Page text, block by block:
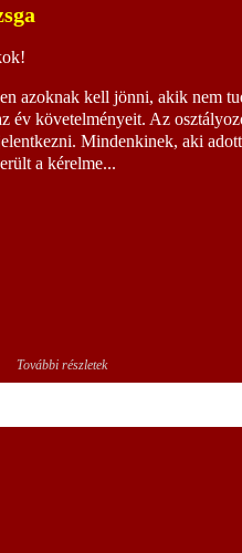
azoknak kell jönni, akik nem
év követelményeit. Az
Mindenkinek, aki
a kérelme...
További részletek